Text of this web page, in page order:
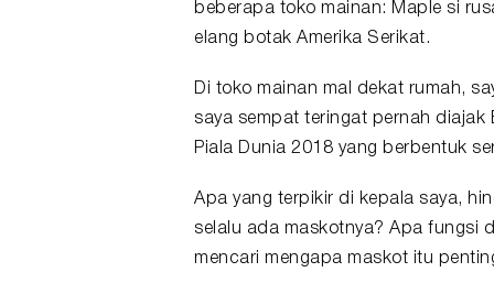
beberapa toko mainan: Maple si
elang botak Amerika Serikat.
Di toko mainan mal dekat rumah,
saya sempat teringat pernah
Piala Dunia 2018 yang berbentuk
Apa yang terpikir di kepala saya,
selalu ada maskotnya? Apa fungsi
mencari mengapa maskot itu